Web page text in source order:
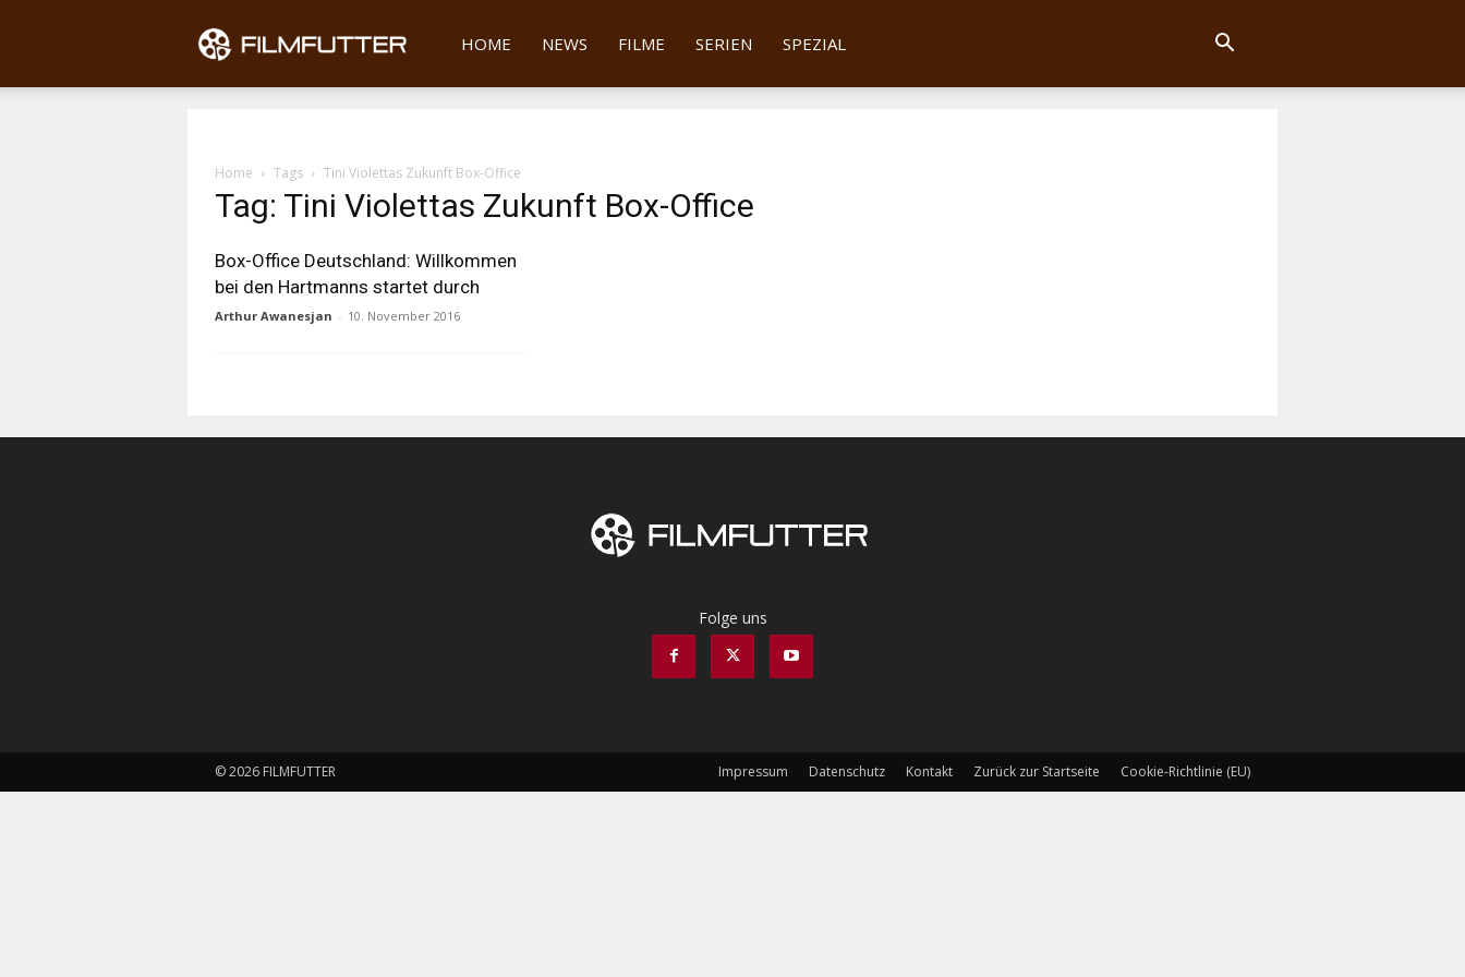
Filmfutter
HOME NEWS FILME SERIEN SPEZIAL
Home Tags Tini Violettas Zukunft Box-Office
Tag: Tini Violettas Zukunft Box-Office
Box-Office Deutschland: Willkommen
bei den Hartmanns startet durch
Arthur Awanesjan - 10. November 2016
Folge uns
Impressum Datenschutz Kontakt Zurück zur Startseite Cookie-Richtlinie (EU)
© 2026 FILMFUTTER